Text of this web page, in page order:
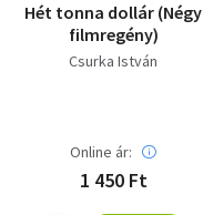
Hét tonna dollár (Négy
filmregény)
Csurka István
Online ár:
1 450 Ft